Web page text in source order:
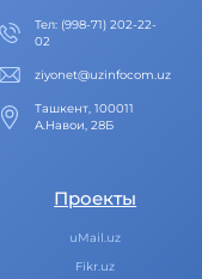
Тел: (998-71) 202-22-
02
ziyonet@uzinfocom.uz
Ташкент, 100011
А.Навои, 28Б
Проекты
uMail.uz
Fikr.uz